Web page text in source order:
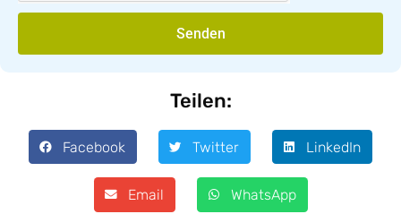
Senden
Teilen:
Facebook Twitter LinkedIn
Email WhatsApp